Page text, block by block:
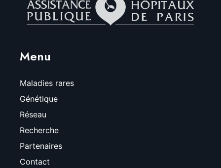
Menu
Maladies rares
Génétique
Réseau
Recherche
Partenaires
Contact